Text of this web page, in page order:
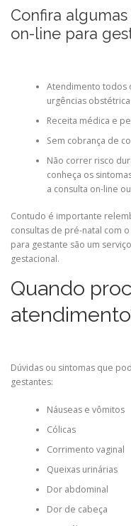
Confira
on-line para
Atendimento todos
urgências
Receita médica e
Sem cobrança de
Não correr risco
conheça os
a consulta on-line
Contudo é importante
consultas de pré-natal com
para gestante são um
gestacional.
Quando
Dúvidas ou sintomas que
gestantes:
Náuseas e vômitos
Cólicas
Corrimento vaginal
Queixas urinárias
Dor abdominal
Dor de cabeça